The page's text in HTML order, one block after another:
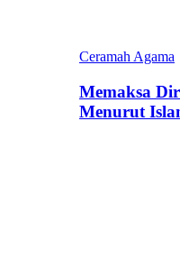
Ceramah Agama
Memaksa
Menurut